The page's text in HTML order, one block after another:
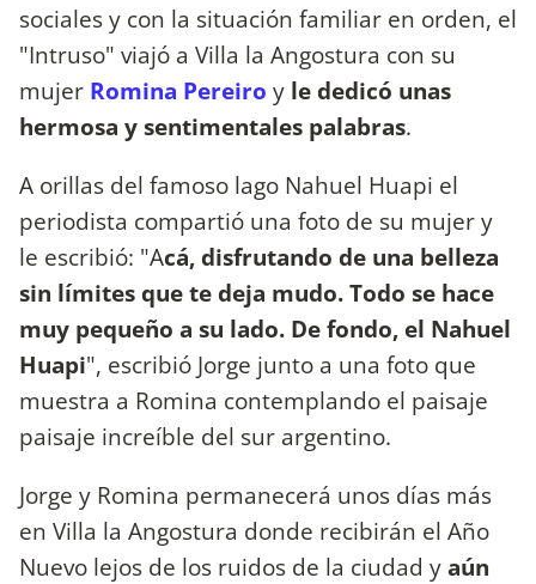
sociales y con la situación familiar en orden, el
"Intruso" viajó a Villa la Angostura con su
mujer Romina Pereiro y le dedicó unas
hermosa y sentimentales palabras.
A orillas del famoso lago Nahuel Huapi el
periodista compartió una foto de su mujer y
le escribió: "Acá, disfrutando de una belleza
sin límites que te deja mudo. Todo se hace
muy pequeño a su lado. De fondo, el Nahuel
Huapi", escribió Jorge junto a una foto que
muestra a Romina contemplando el paisaje
paisaje increíble del sur argentino.
Jorge y Romina permanecerá unos días más
en Villa la Angostura donde recibirán el Año
Nuevo lejos de los ruidos de la ciudad yaún